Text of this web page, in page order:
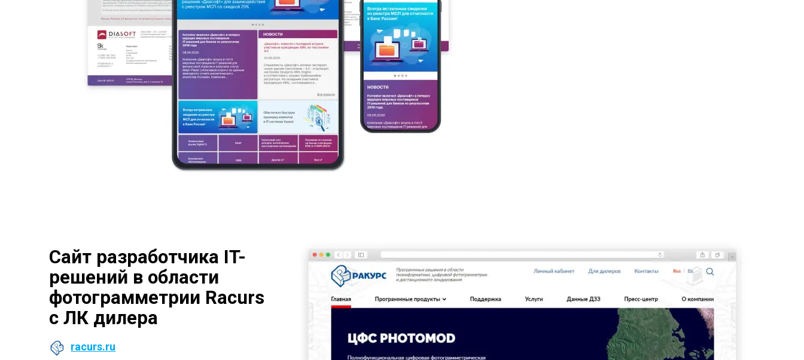
Сайт разработчика IT-
решений в области
фотограмметрии Racurs
с ЛК дилера
racurs.ru